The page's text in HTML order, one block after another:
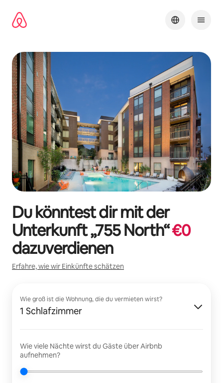
Inhalten
springen
Du könntest dir mit der
Unterkunft „755 North“€0
dazuverdienen
Erfahre, wie wir Einkünfte schätzen
Wie groß ist die Wohnung, die du vermieten wirst?
1 Schlafzimmer
Wie viele Nächte wirst du Gäste über Airbnb
aufnehmen?